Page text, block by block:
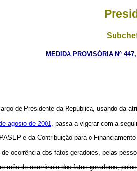
MEDIDA PROVISÓRIA Nº
de Presidente da República, usando da
agosto de 2001, passa a vigorar com a
e da Contribuição para o
ocorrência dos fatos geradores, pelas
mês de ocorrência dos fatos geradores,